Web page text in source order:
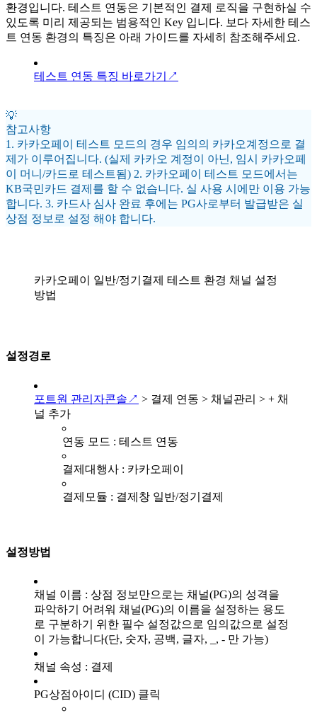
환경입니다. 테스트 연동은 기본적인 결제 로직을 구현하실 수
있도록 미리 제공되는 범용적인 Key 입니다. 보다 자세한 테스
트 연동 환경의 특징은 아래 가이드를 자세히 참조해주세요.
테스트 연동 특징 바로가기↗
💡
참고사항
1. 카카오페이 테스트 모드의 경우 임의의 카카오계정으로 결
제가 이루어집니다. (실제 카카오 계정이 아닌, 임시 카카오페
이 머니/카드로 테스트됨) 2. 카카오페이 테스트 모드에서는
KB국민카드 결제를 할 수 없습니다. 실 사용 시에만 이용 가능
합니다. 3. 카드사 심사 완료 후에는 PG사로부터 발급받은 실
상점 정보로 설정 해야 합니다.
카카오페이 일반/정기결제 테스트 환경 채널 설정
방법
설정경로
포트원 관리자콘솔↗ > 결제 연동 > 채널관리 > + 채
널 추가
연동 모드 : 테스트 연동
결제대행사 : 카카오페이
결제모듈 : 결제창 일반/정기결제
설정방법
채널 이름 : 상점 정보만으로는 채널(PG)의 성격을
파악하기 어려워 채널(PG)의 이름을 설정하는 용도
로 구분하기 위한 필수 설정값으로 임의값으로 설정
이 가능합니다(단, 숫자, 공백, 글자, _, - 만 가능)
채널 속성 : 결제
PG상점아이디 (CID) 클릭